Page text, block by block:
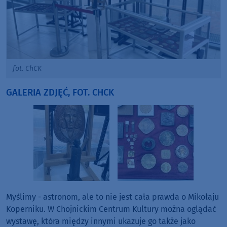
fot. ChCK
GALERIA ZDJĘĆ, FOT. CHCK
Myślimy - astronom, ale to nie jest cała prawda o Mikołaju
Koperniku. W Chojnickim Centrum Kultury można oglądać
wystawę, która między innymi ukazuje go także jako